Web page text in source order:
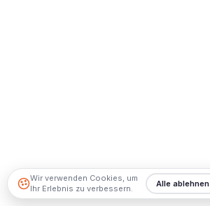
Wir verwenden Cookies, um
Ihr Erlebnis zu verbessern.
Alle ablehnen